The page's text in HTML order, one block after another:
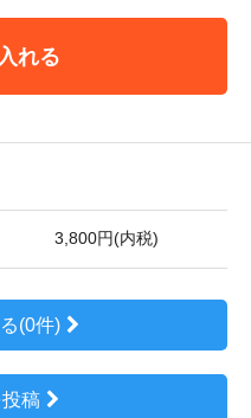
れる
3,800円(内税)
(0件)
稿